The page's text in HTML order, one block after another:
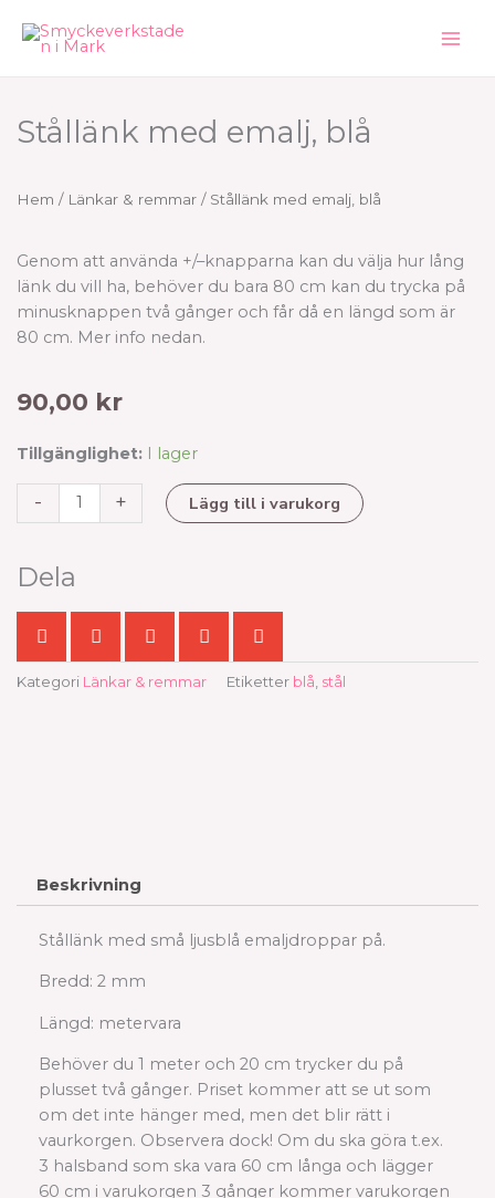
Stållänk med emalj, blå
Hem / Länkar & remmar / Stållänk med emalj, blå
Genom att använda +/–knapparna kan du välja hur lång
länk du vill ha, behöver du bara 80 cm kan du trycka på
minusknappen två gånger och får då en längd som är
80 cm. Mer info nedan.
90,00 kr
Tillgänglighet: I lager
-
Stållänk
emalj,
blå
+ Lägg till i varukorg
Dela
Kategori Länkar & remmar Etiketter blå, stål
Beskrivning
Stållänk med små ljusblå emaljdroppar på.
Bredd: 2 mm
Längd: metervara
Behöver du 1 meter och 20 cm trycker du på
plusset två gånger. Priset kommer att se ut som
om det inte hänger med, men det blir rätt i
vaurkorgen. Observera dock! Om du ska göra t.ex.
3 halsband som ska vara 60 cm långa och lägger
60 cm i varukorgen 3 gånger kommer varukorgen